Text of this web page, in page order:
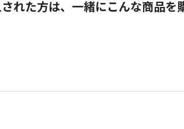
れた方は、一緒にこんな商品を